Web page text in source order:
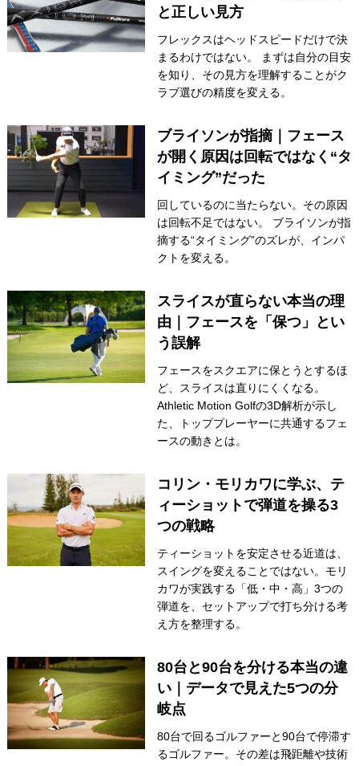
と正しい見方
フレックスはヘッドスピードだけで決
まるわけではない。 まずは自分の目安
を知り、その見方を理解することがク
ラブ選びの精度を変える。
ブライソンが指摘｜フェース
が開く原因は回転ではなく“タ
イミング”だった
回しているのに当たらない。その原因
は回転不足ではない。 ブライソンが指
摘する“タイミング”のズレが、インパ
クトを変える。
スライスが直らない本当の理
由｜フェースを「保つ」とい
う誤解
フェースをスクエアに保とうとするほ
ど、スライスは直りにくくなる。
Athletic Motion Golfの3D解析が示し
た、トッププレーヤーに共通するフェ
ースの動きとは。
コリン・モリカワに学ぶ、テ
ィーショットで弾道を操る3
つの戦略
ティーショットを安定させる近道は、
スイングを変えることではない。モリ
カワが実践する「低・中・高」3つの
弾道を、セットアップで打ち分ける考
え方を整理する。
80台と90台を分ける本当の違
い｜データで見えた5つの分
岐点
80台で回るゴルファーと90台で停滞す
るゴルファー。その差は飛距離や技術